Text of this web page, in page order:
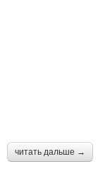
читать дальше →